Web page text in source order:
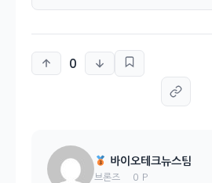
0
바이오테크뉴스팀
브론즈 0 P